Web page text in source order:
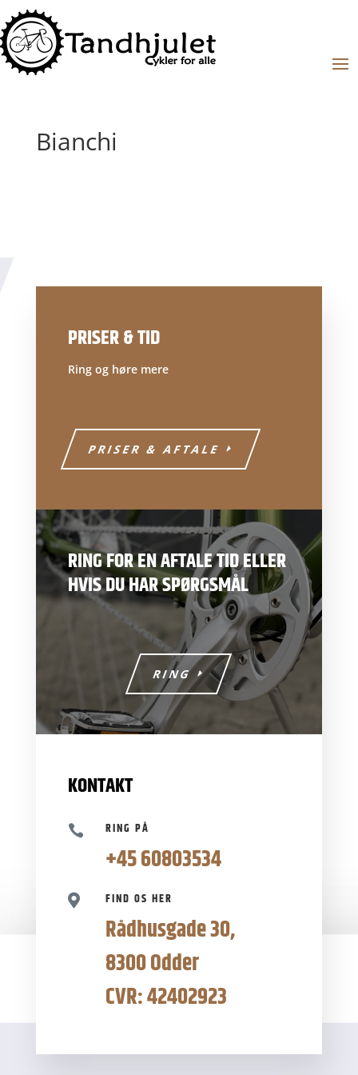
Bianchi
PRISER & TID
Ring og høre mere
PRISER & AFTALE
RING FOR EN AFTALE TID ELLER
HVIS DU HAR SPØRGSMÅL
RING
KONTAKT
 RING PÅ
+45 60803534
 FIND OS HER
Rådhusgade 30,
8300 Odder
CVR: 42402923